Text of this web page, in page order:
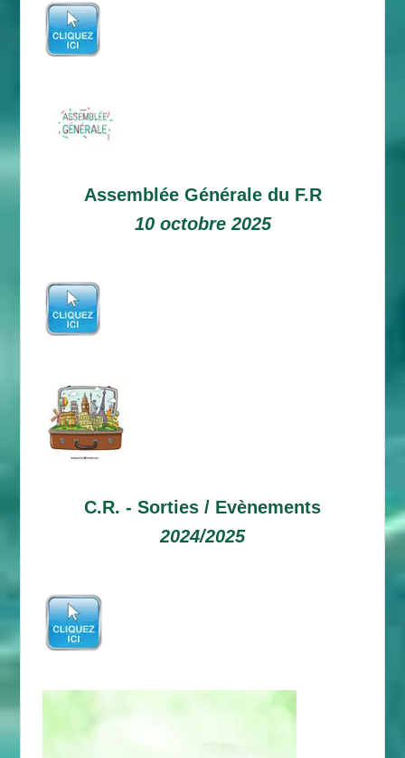
Assemblée Générale du F.R
10 octobre 2025
C.R. - Sorties / Evènements
2024/2025